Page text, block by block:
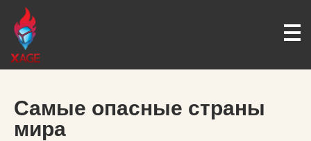
Самые опасные страны
мира